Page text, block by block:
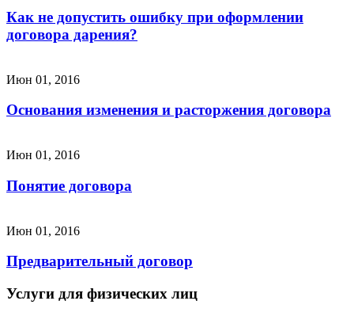
Как не допустить ошибку при оформлении
договора дарения?
Июн 01, 2016
Основания изменения и расторжения договора
Июн 01, 2016
Понятие договора
Июн 01, 2016
Предварительный договор
Услуги для физических лиц